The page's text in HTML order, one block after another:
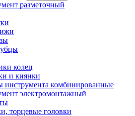
разметочный
колец
и киянки
инструмента комбинированные
электромонтажный
торцевые головки